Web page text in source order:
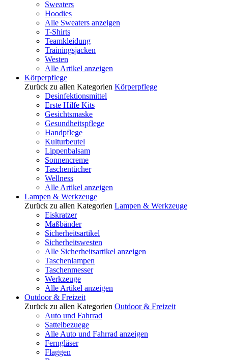
Sweaters
Hoodies
Alle Sweaters anzeigen
T-Shirts
Teamkleidung
Trainingsjacken
Westen
Alle Artikel anzeigen
Körperpflege
Zurück zu allen Kategorien Körperpflege
Desinfektionsmittel
Erste Hilfe Kits
Gesichtsmaske
Gesundheitspflege
Handpflege
Kulturbeutel
Lippenbalsam
Sonnencreme
Taschentücher
Wellness
Alle Artikel anzeigen
Lampen & Werkzeuge
Zurück zu allen Kategorien Lampen & Werkzeuge
Eiskratzer
Maßbänder
Sicherheitsartikel
Sicherheitswesten
Alle Sicherheitsartikel anzeigen
Taschenlampen
Taschenmesser
Werkzeuge
Alle Artikel anzeigen
Outdoor & Freizeit
Zurück zu allen Kategorien Outdoor & Freizeit
Auto und Fahrrad
Sattelbezuege
Alle Auto und Fahrrad anzeigen
Ferngläser
Flaggen